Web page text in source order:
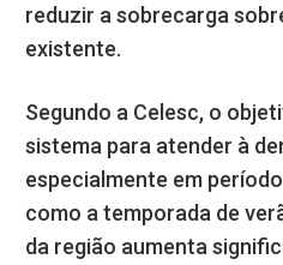
reduzir a sobrecarga
existente.
Segundo a Celesc, o
sistema para atender à
especialmente em
como a temporada de
da região aumenta